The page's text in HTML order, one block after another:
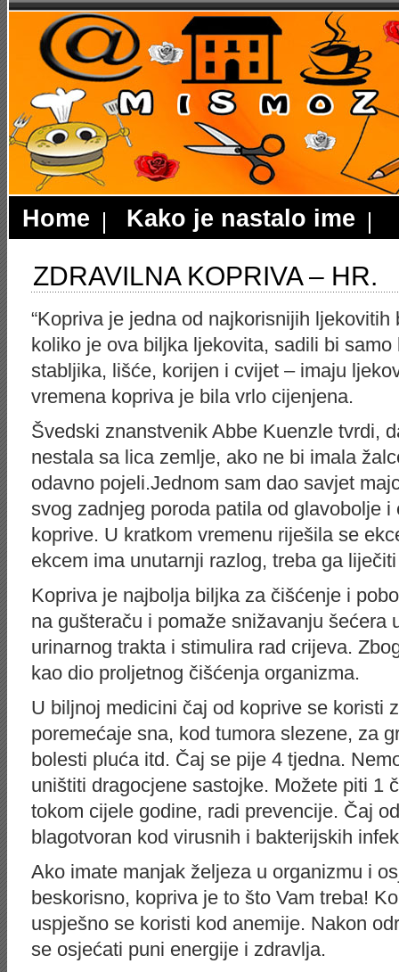
Home Kako je nastalo ime
ZDRAVILNA KOPRIVA – HR.
“Kopriva je jedna od najkorisnijih
koliko je ova biljka ljekovita, sadili bi
stabljika, lišće, korijen i cvijet – imaju
vremena kopriva je bila vrlo cijenjena.
Švedski znanstvenik Abbe Kuenzle tvrdi,
nestala sa lica zemlje, ako ne bi imala
odavno pojeli.Jednom sam dao savjet
svog zadnjeg poroda patila od glavobolje
koprive. U kratkom vremenu riješila se
ekcem ima unutarnji razlog, treba ga
Kopriva je najbolja biljka za čišćenje i
na gušteraču i pomaže snižavanju šećera
urinarnog trakta i stimulira rad crijeva.
kao dio proljetnog čišćenja organizma.
U biljnoj medicini čaj od koprive se koristi
poremećaje sna, kod tumora slezene, za
bolesti pluća itd. Čaj se pije 4 tjedna.
uništiti dragocjene sastojke. Možete piti 1
tokom cijele godine, radi prevencije. Čaj
blagotvoran kod virusnih i bakterijskih
Ako imate manjak željeza u organizmu i
beskorisno, kopriva je to što Vam treba!
uspješno se koristi kod anemije. Nakon
se osjećati puni energije i zdravlja.